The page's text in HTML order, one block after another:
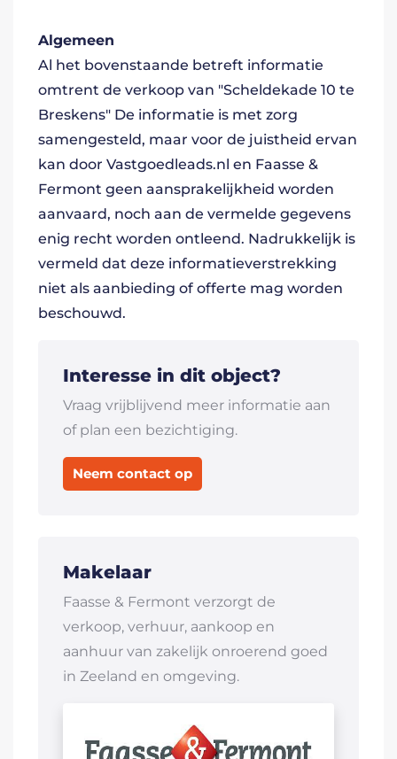
Algemeen
Al het bovenstaande betreft informatie
omtrent de verkoop van "Scheldekade 10 te
Breskens" De informatie is met zorg
samengesteld, maar voor de juistheid ervan
kan door Vastgoedleads.nl en Faasse &
Fermont geen aansprakelijkheid worden
aanvaard, noch aan de vermelde gegevens
enig recht worden ontleend. Nadrukkelijk is
vermeld dat deze informatieverstrekking
niet als aanbieding of offerte mag worden
beschouwd.
Interesse in dit object?
Vraag vrijblijvend meer informatie aan
of plan een bezichtiging.
Neem contact op
Makelaar
Faasse & Fermont verzorgt de
verkoop, verhuur, aankoop en
aanhuur van zakelijk onroerend goed
in Zeeland en omgeving.